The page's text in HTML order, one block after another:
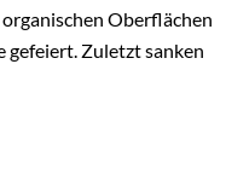
Oberflächen
gefeiert. Zuletzt sanken